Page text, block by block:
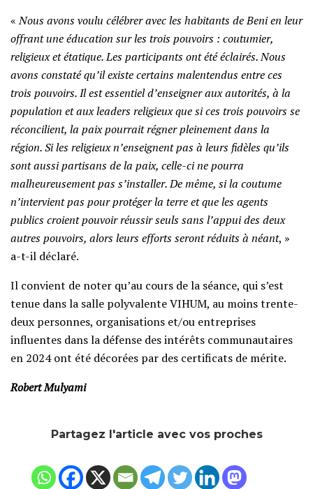
«Nous avons voulu célébrer avec les habitants de Beni en leur
offrant une éducation sur les trois pouvoirs : coutumier,
religieux et étatique. Les participants ont été éclairés. Nous
avons constaté qu’il existe certains malentendus entre ces
trois pouvoirs. Il est essentiel d’enseigner aux autorités, à la
population et aux leaders religieux que si ces trois pouvoirs se
réconcilient, la paix pourrait régner pleinement dans la
région. Si les religieux n’enseignent pas à leurs fidèles qu’ils
sont aussi partisans de la paix, celle-ci ne pourra
malheureusement pas s’installer. De même, si la coutume
n’intervient pas pour protéger la terre et que les agents
publics croient pouvoir réussir seuls sans l’appui des deux
autres pouvoirs, alors leurs efforts seront réduits à néant, »
a-t-il déclaré.
Il convient de noter qu’au cours de la séance, qui s’est
tenue dans la salle polyvalente VIHUM, au moins trente-
deux personnes, organisations et/ou entreprises
influentes dans la défense des intérêts communautaires
en 2024 ont été décorées par des certificats de mérite.
Robert Mulyami
Partagez l'article avec vos proches